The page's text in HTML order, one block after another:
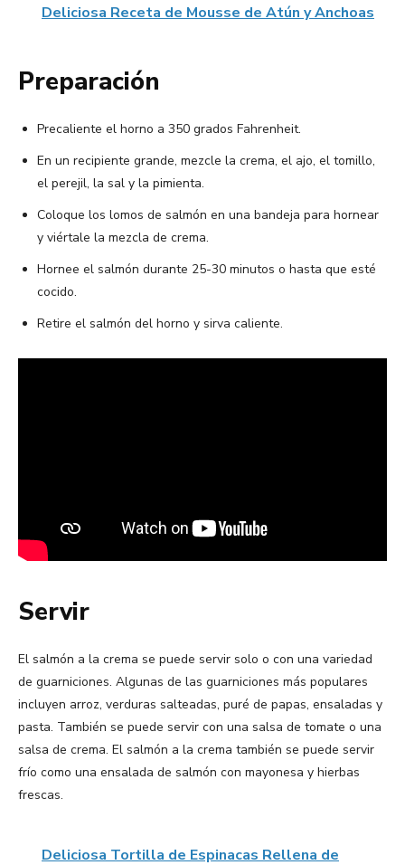
Deliciosa Receta de Mousse de Atún y Anchoas
Preparación
Precaliente el horno a 350 grados Fahrenheit.
En un recipiente grande, mezcle la crema, el ajo, el tomillo,
el perejil, la sal y la pimienta.
Coloque los lomos de salmón en una bandeja para hornear
y viértale la mezcla de crema.
Hornee el salmón durante 25-30 minutos o hasta que esté
cocido.
Retire el salmón del horno y sirva caliente.
Servir
El salmón a la crema se puede servir solo o con una variedad
de guarniciones. Algunas de las guarniciones más populares
incluyen arroz, verduras salteadas, puré de papas, ensaladas y
pasta. También se puede servir con una salsa de tomate o una
salsa de crema. El salmón a la crema también se puede servir
frío como una ensalada de salmón con mayonesa y hierbas
frescas.
Deliciosa Tortilla de Espinacas Rellena de